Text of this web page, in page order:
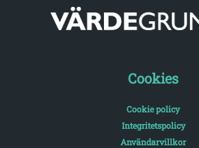
Cookies
Cookie policy
Integritetspolicy
Användarvillkor